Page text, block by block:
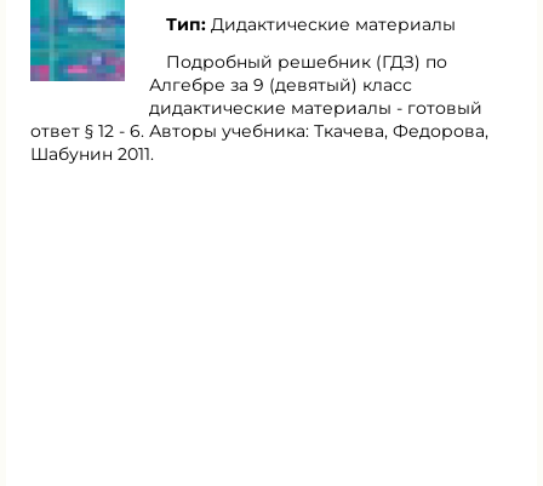
Тип: Дидактические материалы
Подробный решебник (ГДЗ) по
Алгебре за 9 (девятый) класс
дидактические материалы - готовый
ответ § 12 - 6. Авторы учебника: Ткачева, Федорова,
Шабунин 2011.